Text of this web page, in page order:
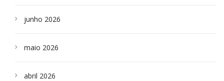
junho 2026
maio 2026
abril 2026